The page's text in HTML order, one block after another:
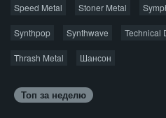
Speed Metal Stoner Metal
Synthpop Synthwave Technical
Thrash Metal Шансон
Топ за неделю